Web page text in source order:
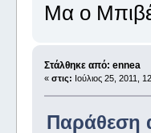
Μα ο
Στάλθηκε από: ennea
« στις: Ιούλιος 25, 2011,
Παράθεση